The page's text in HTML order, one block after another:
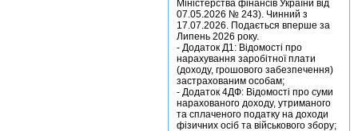
Міністерства фінансів України від
07.05.2026 № 243). Чинний з
17.07.2026. Подається вперше за
Липень 2026 року.
- Додаток Д1: Відомості про
нарахування заробітної плати
(доходу, грошового забезпечення)
застрахованим особам;
- Додаток 4ДФ: Відомості про суми
нарахованого доходу, утриманого
та сплаченого податку на доходи
фізичних осіб та військового збору;